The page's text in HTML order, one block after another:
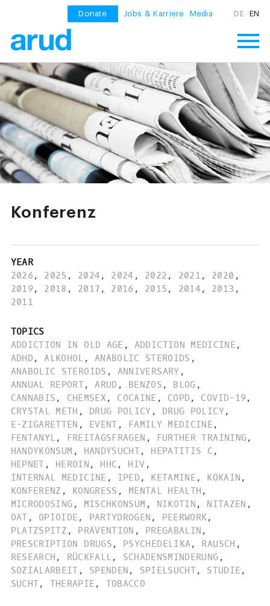
Donate Jobs & Karriere Media DE EN
Konferenz
YEAR
2026 , 2025 , 2024, 2024 , 2022 , 2021 , 2020 ,
2019, 2018 , 2017 , 2016 , 2015 , 2014, 2013 ,
2011
TOPICS
ADDICTION IN OLD AGE , ADDICTION MEDICINE ,
ADHD , ALKOHOL , ANABOLIC STEROIDS ,
ANABOLIC STEROIDS , ANNIVERSARY ,
ANNUAL REPORT, ARUD , BENZOS , BLOG ,
CANNABIS , CHEMSEX , COCAINE , COPD , COVID-19,
CRYSTAL METH , DRUG POLICY , DRUG POLICY,
E-ZIGARETTEN , EVENT , FAMILY MEDICINE ,
FENTANYL , FREITAGSFRAGEN , FURTHER TRAINING,
HANDYKONSUM , HANDYSUCHT, HEPATITIS C ,
HEPNET , HEROIN , HHC , HIV ,
INTERNAL MEDICINE , IPED , KETAMINE , KOKAIN ,
KONFERENZ , KONGRESS , MENTAL HEALTH ,
MICRODOSING , MISCHKONSUM , NIKOTIN , NITAZEN ,
OAT , OPIOIDE , PARTYDROGEN , PEERWORK,
PLATZSPITZ , PRÄVENTION , PREGABALIN ,
PRESCRIPTION DRUGS , PSYCHEDELIKA, RAUSCH ,
RESEARCH , RÜCKFALL , SCHADENSMINDERUNG ,
SOZIALARBEIT , SPENDEN , SPIELSUCHT, STUDIE ,
SUCHT, THERAPIE , TOBACCO